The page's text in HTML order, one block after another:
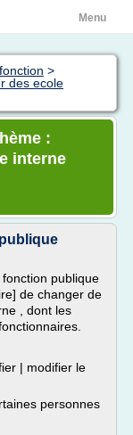
Menu
>
des ecole
:
interne
publique
de changer de
, dont les
| modifier le
personnes